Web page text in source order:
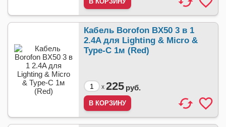
Кабель Borofon BX50 3 в 1
2.4A для Lighting & Micro &
Type-C 1м (Red)
x 225 руб.